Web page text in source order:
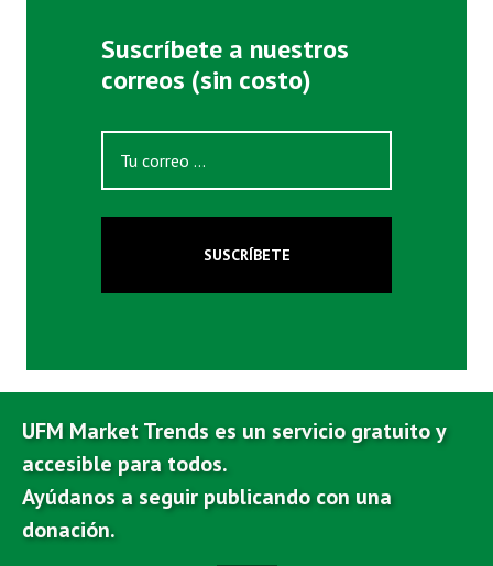
Suscríbete a nuestros
correos (sin costo)
SUSCRÍBETE
UFM Market Trends es un servicio gratuito y
accesible para todos.
Ayúdanos a seguir publicando con una
donación.